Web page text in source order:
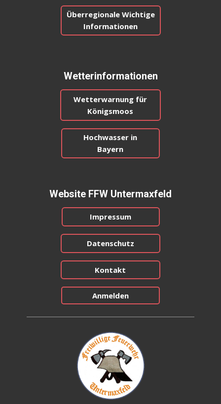
Überregionale Wichtige
Informationen
Wetterinformationen
Wetterwarnung für
Königsmoos
Hochwasser in
Bayern
Website FFW Untermaxf​​eld
Impressum
Datenschutz
Kontakt
Anmelden